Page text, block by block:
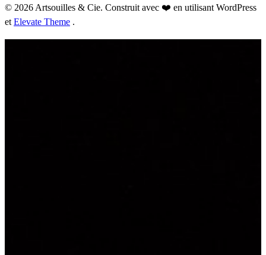
© 2026 Artsouilles & Cie. Construit avec ❤️ en utilisant WordPress
et Elevate Theme .